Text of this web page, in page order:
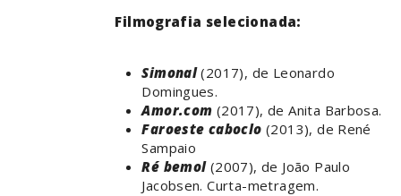
Filmografia selecionada:
Simonal(2017), de Leonardo
Domingues.
Amor.com (2017), de Anita Barbosa.
Faroeste caboclo (2013), de René
Sampaio
Ré bemol(2007), de João Paulo
Jacobsen. Curta-metragem.